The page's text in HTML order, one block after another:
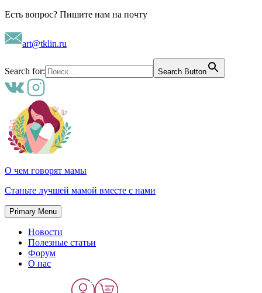
Skip
content
Есть вопрос? Пишите нам на почту
art@tklin.ru
Search for: Search Button
О чем говорят мамы
Станьте лучшей мамой вместе с нами
Primary Menu
Новости
Полезные статьи
Форум
О нас